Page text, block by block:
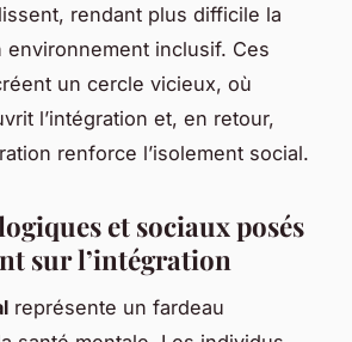
rendant plus difficile la
environnement inclusif. Ces
un cercle vicieux, où
l’intégration et, en retour,
renforce l’isolement social.
et sociaux posés
sur l’intégration
représente un fardeau